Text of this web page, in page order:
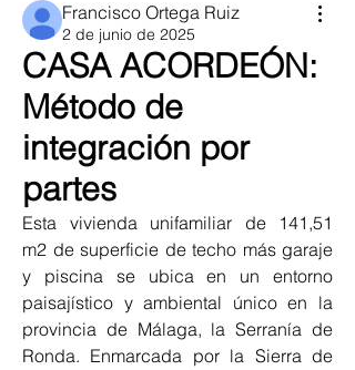
Francisco Ortega Ruiz
2 de junio de 2025
CASA ACORDEÓN:
Método de
integración por
partes
Esta vivienda unifamiliar de 141,51
m2 de superficie de techo más garaje
y piscina se ubica en un entorno
paisajístico y ambiental único en la
provincia de Málaga, la Serranía de
Ronda. Enmarcada por la Sierra de